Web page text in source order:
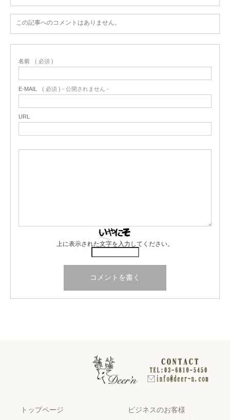
この記事へのコメントはありません。
名前 ( 必須 )
E-MAIL ( 必須 ) - 公開されません -
URL
上に表示された文字を入力してください。
トップページ ビジネスのお客様